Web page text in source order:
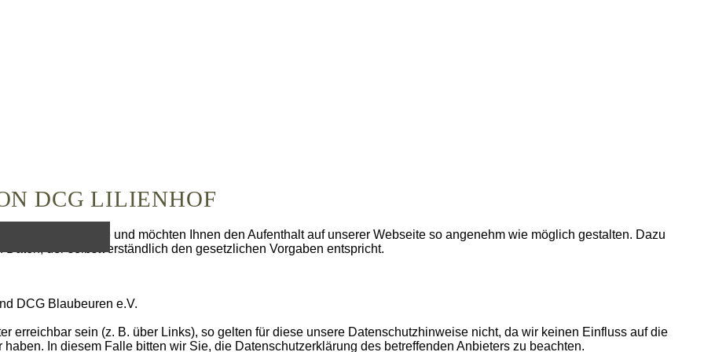
DCG LILIENHOF
über Ihr Interesse und möchten Ihnen den Aufenthalt auf unserer Webseite so angenehm wie möglich gestalten. Dazu
der selbstverständlich den gesetzlichen Vorgaben entspricht.
DCG Blaubeuren e.V.
erreichbar sein (z. B. über Links), so gelten für diese unsere Datenschutzhinweise nicht, da wir keinen Einfluss auf die
In diesem Falle bitten wir Sie, die Datenschutzerklärung des betreffenden Anbieters zu beachten.